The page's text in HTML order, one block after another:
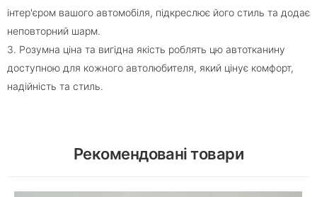
інтер'єром вашого автомобіля, підкреслює його стиль та додає
неповторний шарм.
3. Розумна ціна та вигідна якість роблять цю автотканину
доступною для кожного автолюбителя, який цінує комфорт,
надійність та стиль.
Рекомендовані товари